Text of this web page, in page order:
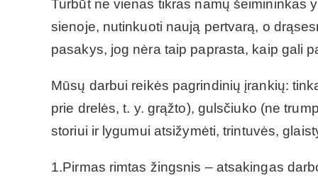
Turbūt ne vienas tikras namų šeimininkas
sienoje, nutinkuoti naują pertvarą, o
pasakys, jog nėra taip paprasta, kaip gali
Mūsų darbui reikės pagrindinių įrankių:
prie drelės, t. y. grąžto), gulsčiuko (ne
storiui ir lygumui atsižymėti, trintuvės,
1.Pirmas rimtas žingsnis – atsakingas